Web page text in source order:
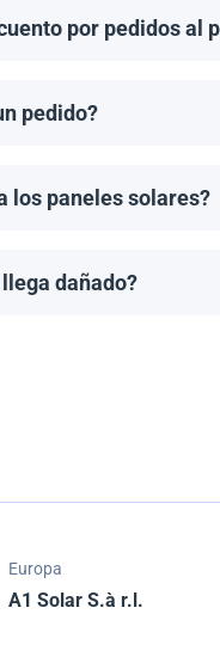
por pedidos al
pedido?
los paneles solares?
dañado?
Europa
A1 Solar S.à r.l.